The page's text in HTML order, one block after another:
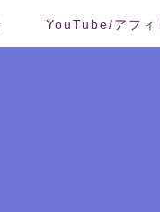
YouTube/アフィ